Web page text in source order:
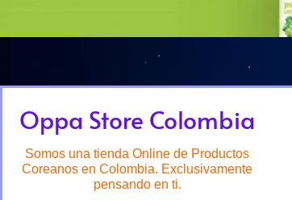
Oppa Store Colombia
Somos una tienda Online de Productos
Coreanos en Colombia. Exclusivamente
pensando en ti.